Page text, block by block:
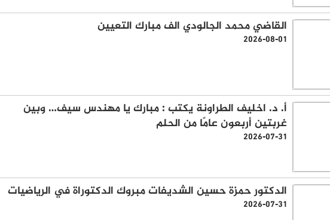
القاضي محمد الجالودي الف مبارك التعيين
2026-08-01
أ. د. اخليف الطراونة يكتب : مبارك يا مهندس سيف… وبين
غربتين أربعون عامًا من الحلم
2026-07-31
الدكتور حمزة حسين الشديفات مبروك الدكتوراة في الرياضيات
2026-07-31